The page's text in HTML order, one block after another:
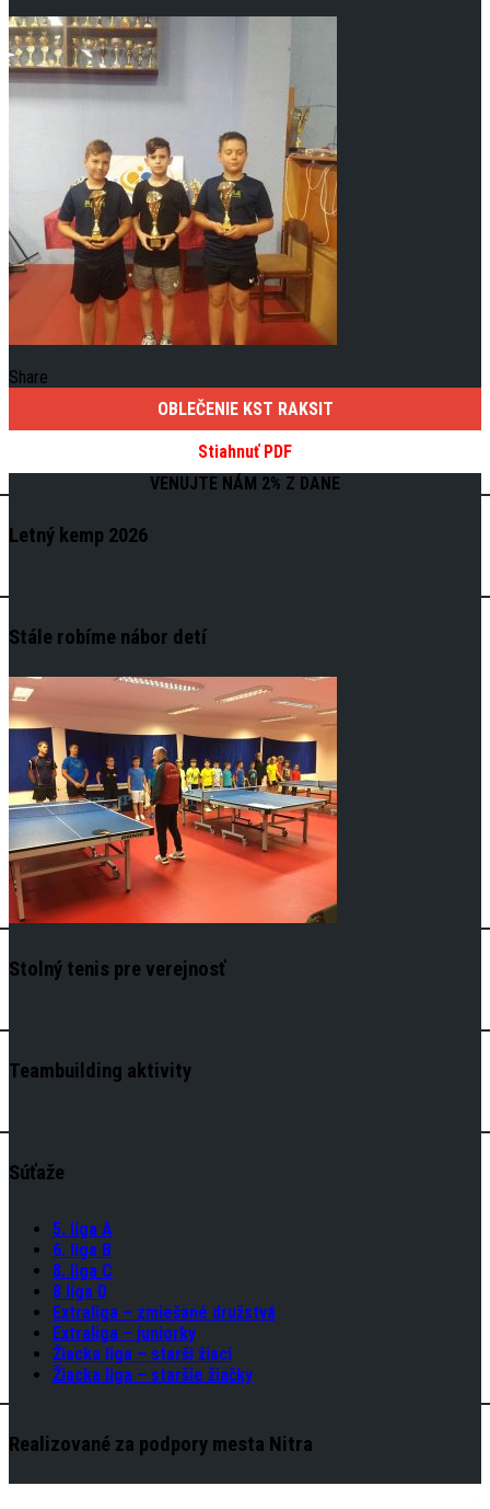
Share
OBLEČENIE KST RAKSIT
Stiahnuť PDF
VENUJTE NÁM 2% Z DANE
Letný kemp 2026
Stále robíme nábor detí
Stolný tenis pre verejnosť
Teambuilding aktivity
Súťaže
5. liga A
6. liga B
8. liga C
8 liga D
Extraliga – zmiešané družstvá
Extraliga – juniorky
Žiacka liga – starši žiaci
Žiacka liga – staršie žiačky
Realizované za podpory mesta Nitra